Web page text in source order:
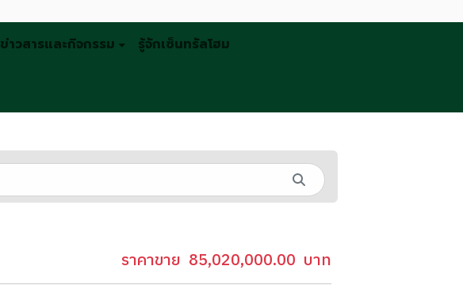
ข่าวสารและกิจกรรม รู้จักเซ็นทรัลโฮม
ราคาขาย 85,020,000.00 บาท